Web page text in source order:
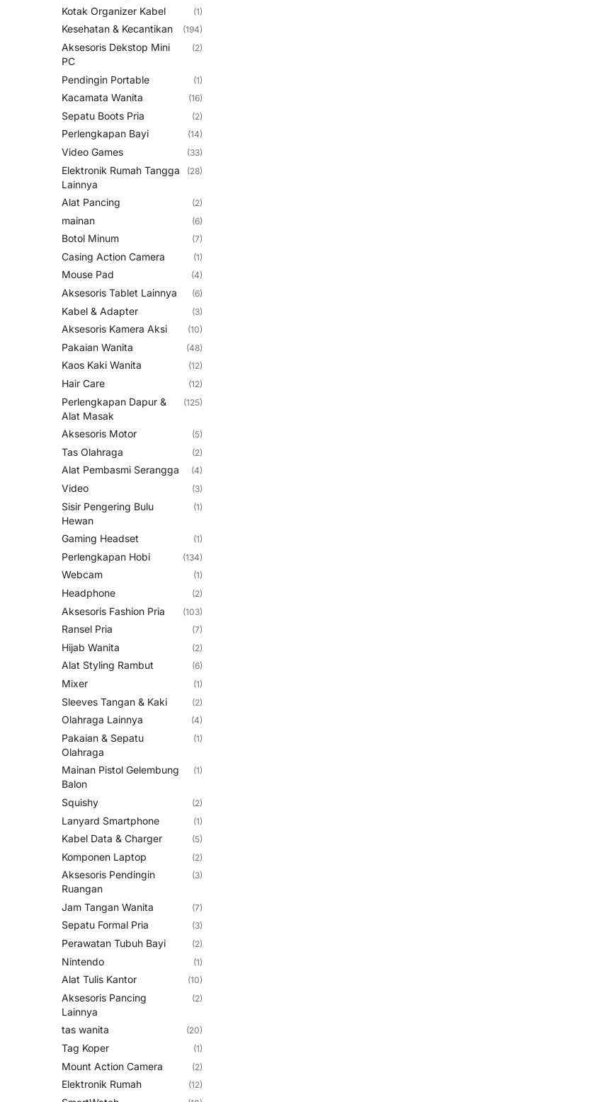
Kotak Organizer Kabel (1)
Kesehatan & Kecantikan (194)
Aksesoris Dekstop Mini
PC
(2)
Pendingin Portable (1)
Kacamata Wanita (16)
Sepatu Boots Pria (2)
Perlengkapan Bayi (14)
Video Games (33)
Elektronik Rumah Tangga
Lainnya
(28)
Alat Pancing (2)
mainan (6)
Botol Minum (7)
Casing Action Camera (1)
Mouse Pad (4)
Aksesoris Tablet Lainnya (6)
Kabel & Adapter (3)
Aksesoris Kamera Aksi (10)
Pakaian Wanita (48)
Kaos Kaki Wanita (12)
Hair Care (12)
Perlengkapan Dapur &
Alat Masak
(125)
Aksesoris Motor (5)
Tas Olahraga (2)
Alat Pembasmi Serangga (4)
Video (3)
Sisir Pengering Bulu
Hewan
(1)
Gaming Headset (1)
Perlengkapan Hobi (134)
Webcam (1)
Headphone (2)
Aksesoris Fashion Pria (103)
Ransel Pria (7)
Hijab Wanita (2)
Alat Styling Rambut (6)
Mixer (1)
Sleeves Tangan & Kaki (2)
Olahraga Lainnya (4)
Pakaian & Sepatu
Olahraga
(1)
Mainan Pistol Gelembung
Balon
(1)
Squishy (2)
Lanyard Smartphone (1)
Kabel Data & Charger (5)
Komponen Laptop (2)
Aksesoris Pendingin
Ruangan
(3)
Jam Tangan Wanita (7)
Sepatu Formal Pria (3)
Perawatan Tubuh Bayi (2)
Nintendo (1)
Alat Tulis Kantor (10)
Aksesoris Pancing
Lainnya
(2)
tas wanita (20)
Tag Koper (1)
Mount Action Camera (2)
Elektronik Rumah (12)